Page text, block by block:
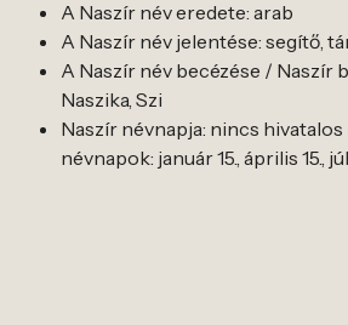
A Naszír név eredete: arab
A Naszír név jelentése: segítő,
A Naszír név becézése / Naszír
Naszika, Szi
Naszír névnapja: nincs
névnapok: január 15., április 15.,